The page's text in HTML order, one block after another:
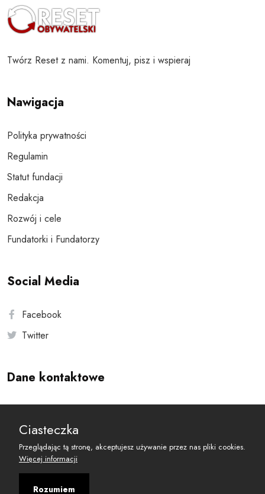
Twórz Reset z nami. Komentuj, pisz i wspieraj
Nawigacja
Polityka prywatności
Regulamin
Statut fundacji
Redakcja
Rozwój i cele
Fundatorki i Fundatorzy
Social Media
Facebook
Twitter
Dane kontaktowe
reset@resetobywatelski.pl
Ciasteczka
Przeglądając tą stronę, akceptujesz używanie przez nas pliki cookies.
Więcej informacji
Rozumiem